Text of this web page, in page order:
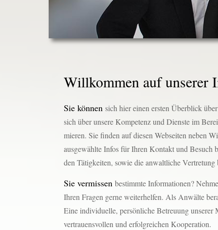
Willkommen auf unserer
Sie können sich hier einen ersten Überblick
sich über unsere Kompetenz und Dienste im
mieren. Sie finden auf diesen Webseiten neben
ausgewählte Infos für Ihren Kontakt und
den Tätigkeiten, sowie die anwaltliche
Sie vermissen bestimmte Informationen?
Ihren Fragen gerne weiterhelfen. Als Anwälte
Eine individuelle, persönliche Betreuung unserer
vertrauensvollen und erfolgreichen Kooperation.